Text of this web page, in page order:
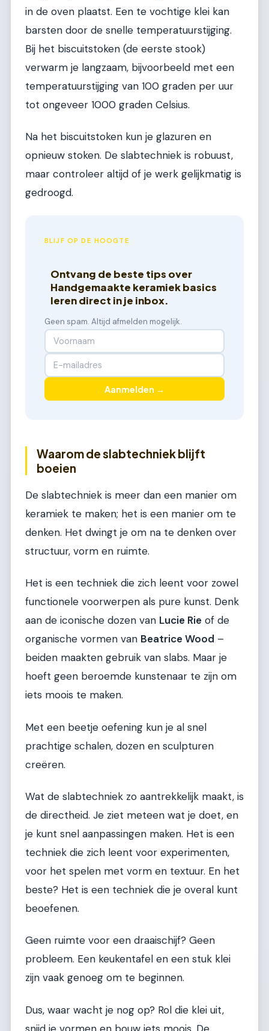
in de oven plaatst. Een te vochtige klei kan
barsten door de snelle temperatuurstijging.
Bij het biscuitstoken (de eerste stook)
verwarm je langzaam, bijvoorbeeld met een
temperatuurstijging van 100 graden per uur
tot ongeveer 1000 graden Celsius.
Na het biscuitstoken kun je glazuren en
opnieuw stoken. De slabtechniek is robuust,
maar controleer altijd of je werk gelijkmatig is
gedroogd.
BLIJF OP DE HOOGTE
Ontvang de beste tips over
Handgemaakte keramiek basics
leren direct in je inbox.
Geen spam. Altijd afmelden mogelijk.
Aanmelden →
Waarom de slabtechniek blijft
boeien
De slabtechniek is meer dan een manier om
keramiek te maken; het is een manier om te
denken. Het dwingt je om na te denken over
structuur, vorm en ruimte.
Het is een techniek die zich leent voor zowel
functionele voorwerpen als pure kunst. Denk
aan de iconische dozen van Lucie Rie of de
organische vormen van Beatrice Wood –
beiden maakten gebruik van slabs. Maar je
hoeft geen beroemde kunstenaar te zijn om
iets moois te maken.
Met een beetje oefening kun je al snel
prachtige schalen, dozen en sculpturen
creëren.
Wat de slabtechniek zo aantrekkelijk maakt, is
de directheid. Je ziet meteen wat je doet, en
je kunt snel aanpassingen maken. Het is een
techniek die zich leent voor experimenten,
voor het spelen met vorm en textuur. En het
beste? Het is een techniek die je overal kunt
beoefenen.
Geen ruimte voor een draaischijf? Geen
probleem. Een keukentafel en een stuk klei
zijn vaak genoeg om te beginnen.
Dus, waar wacht je nog op? Rol die klei uit,